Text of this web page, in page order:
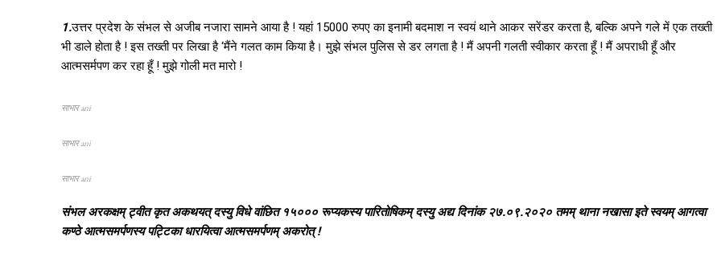
1.उत्तर प्रदेश के संभल से अजीब नजारा सामने आया है ! यहां 15000 रुपए का इनामी बदमाश न स्वयं थाने आकर सरेंडर करता है, बल्कि अपने गले में एक तख्ती
भी डाले होता है ! इस तख्ती पर लिखा है ‘मैंने गलत काम किया है। मुझे संभल पुलिस से डर लगता है ! मैं अपनी गलती स्वीकार करता हूँ ! मैं अपराधी हूँ और
आत्मसर्मपण कर रहा हूँ ! मुझे गोली मत मारो !
साभार ani
साभार ani
साभार ani
संभल अरकक्षम् ट्वीत कृत अकथयत् दस्यु विधे वांछित १५००० रूप्यकस्य पारितोषिकम् दस्यु अद्य दिनांक २७.०९.२०२० तमम् थाना नखासा इते स्वयम् आगत्वा
कण्ठे आत्मसमर्पणस्य पट्टिका धारयित्वा आत्मसमर्पणम् अकरोत् !